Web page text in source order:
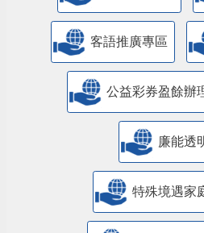
客語推廣專區
公益彩券盈餘辦
廉能透
特殊境遇家